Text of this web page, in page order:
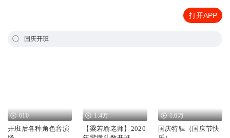
打开APP
国庆开班
610
开班后各种角色音演
1.4万
【梁若瑜老师】2020
1.6万
国庆特辑（国庆节快